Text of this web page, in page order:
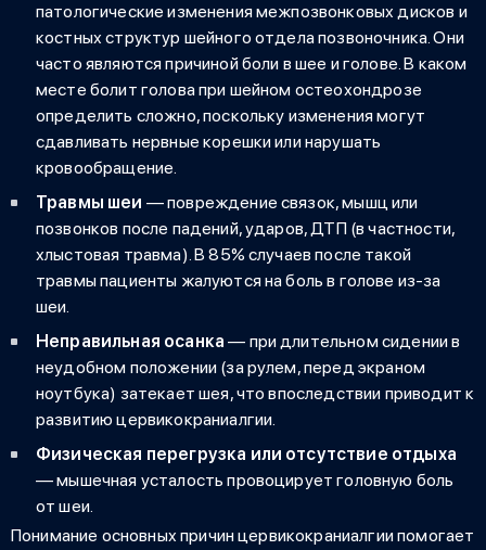
патологические изменения межпозвонковых дисков и
костных структур шейного отдела позвоночника. Они
часто являются причиной боли в шее и голове.В каком
месте болит голова при шейном остеохондрозе
определить сложно, поскольку изменения могут
сдавливать нервные корешки или нарушать
кровообращение.
Травмы шеи — повреждение связок, мышц или
позвонков после падений, ударов, ДТП (в частности,
хлыстовая травма). В 85% случаев после такой
травмы пациенты жалуются наболь в голове из-за
шеи.
Неправильная осанка — при длительном сидении в
неудобном положении (за рулем, перед экраном
ноутбука) затекает шея, что впоследствии приводит к
развитиюцервикокраниалгии.
Физическая перегрузка или отсутствие отдыха
— мышечная усталость провоцирует головную боль
от шеи.
Понимание основных причин цервикокраниалгии помогает